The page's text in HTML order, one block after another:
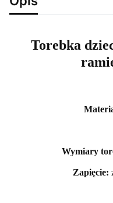
Torebka
Wymiary
Zapięcie: